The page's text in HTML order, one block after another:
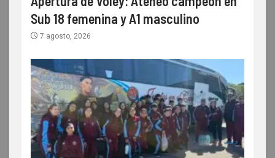
Sub 18 femenina y A1 masculino
7 agosto, 2026